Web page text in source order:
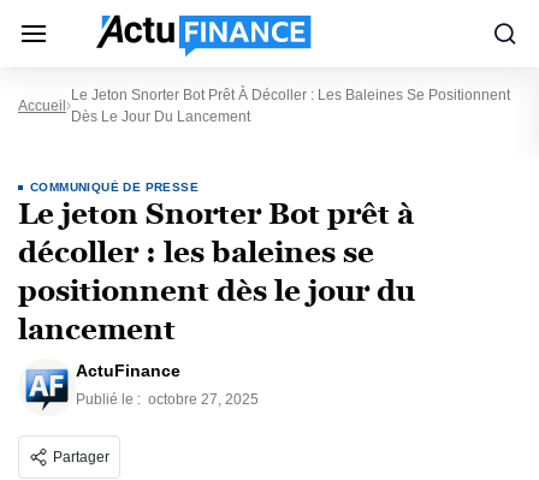
Accueil
Le Jeton Snorter Bot Prêt À Décoller : Les Baleines Se Positionnent
Dès Le Jour Du Lancement
COMMUNIQUÉ DE PRESSE
Le jeton Snorter Bot prêt à
décoller : les baleines se
positionnent dès le jour du
lancement
ActuFinance
Publié le : octobre 27, 2025
Partager